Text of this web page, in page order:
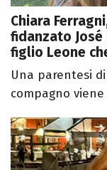
Chiara
fidanzato
figlio Leone
Una parentesi
compagno